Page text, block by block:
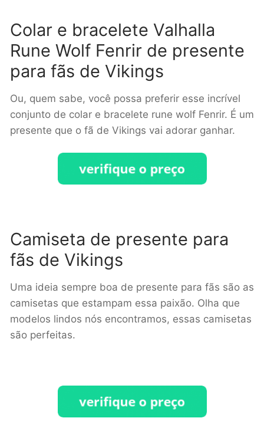
Colar e bracelete Valhalla
Rune Wolf Fenrir de presente
para fãs de Vikings
Ou, quem sabe, você possa preferir esse incrível
conjunto de colar e bracelete rune wolf Fenrir. É um
presente que o fã de Vikings vai adorar ganhar.
Camiseta de presente para
fãs de Vikings
Uma ideia sempre boa de presente para fãs são as
camisetas que estampam essa paixão. Olha que
modelos lindos nós encontramos, essas camisetas
são perfeitas.